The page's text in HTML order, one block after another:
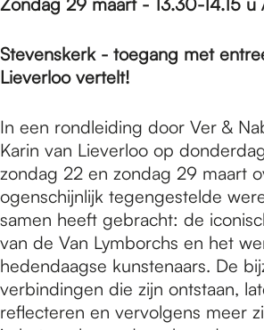
Stevenskerk - toegang met
Lieverloo vertelt!
In een rondleiding door Ver &
Karin van Lieverloo op
zondag 22 en zondag 29 maart
ogenschijnlijk tegengestelde
samen heeft gebracht: de
van de Van Lymborchs en het
hedendaagse kunstenaars. De
verbindingen die zijn ontstaan,
reflecteren en vervolgens meer